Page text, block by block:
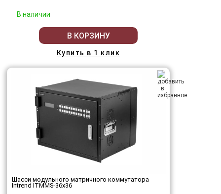
В наличии
В КОРЗИНУ
Купить в 1 клик
Шасси модульного матричного коммутатора
Intrend ITMMS-36x36